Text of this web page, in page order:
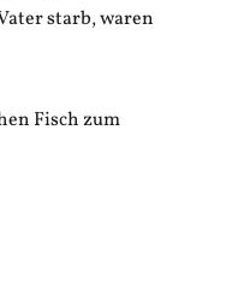
starb, waren
Fisch zum